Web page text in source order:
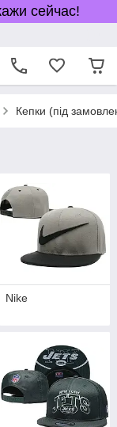
сейчас!
Кепки (під
Nike